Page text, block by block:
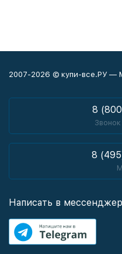
2007-2026 © купи-все.РУ —
8
8
Написать в